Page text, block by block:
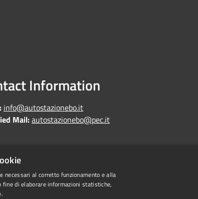
Information
info@autostazionebo.it
Mail:autostazionebo@pec.it
© 2026 • Autostazione di Bologna • Powered by
al corretto funzionamento e alla
fine di elaborare informazioni statistiche,